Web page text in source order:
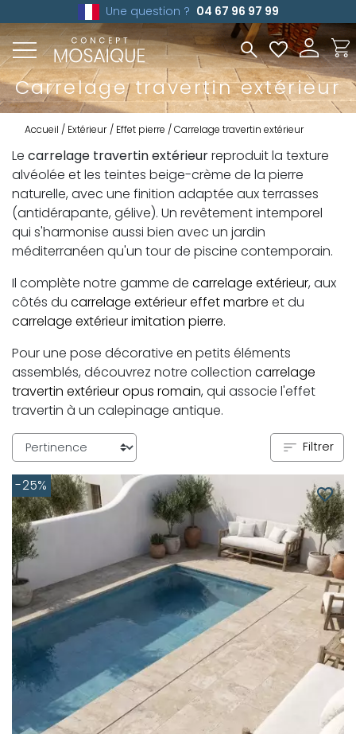
Une question ? 04 67 96 97 99
Carrelage travertin extérieur
Accueil Extérieur Effet pierre Carrelage travertin extérieur
Le carrelage travertin extérieurreproduit la texture
alvéolée et les teintes beige-crème de la pierre
naturelle, avec une finition adaptée aux terrasses
(antidérapante, gélive). Un revêtement intemporel
qui s'harmonise aussi bien avec un jardin
méditerranéen qu'un tour de piscine contemporain.
Il complète notre gamme de carrelage extérieur, aux
côtés du carrelage extérieur effet marbre et du
carrelage extérieur imitation pierre.
Pour une pose décorative en petits éléments
assemblés, découvrez notre collection carrelage
travertin extérieur opus romain, qui associe l'effet
travertin à un calepinage antique.
Filtrer
favorite_border
-25%